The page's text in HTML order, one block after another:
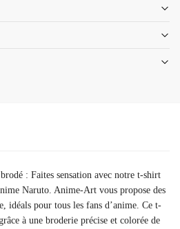
: Faites sensation avec notre t-shirt
Naruto. Anime-Art vous propose des
idéals pour tous les fans d’anime. Ce t-
à une broderie précise et colorée de